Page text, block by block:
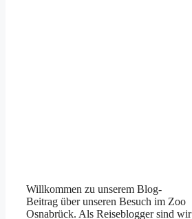
Willkommen zu unserem Blog-
Beitrag über unseren Besuch im Zoo
Osnabrück. Als Reiseblogger sind wir